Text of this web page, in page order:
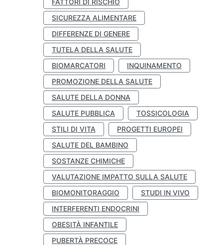
FATTORI DI RISCHIO
SICUREZZA ALIMENTARE
DIFFERENZE DI GENERE
TUTELA DELLA SALUTE
BIOMARCATORI
INQUINAMENTO
PROMOZIONE DELLA SALUTE
SALUTE DELLA DONNA
SALUTE PUBBLICA
TOSSICOLOGIA
STILI DI VITA
PROGETTI EUROPEI
SALUTE DEL BAMBINO
SOSTANZE CHIMICHE
VALUTAZIONE IMPATTO SULLA SALUTE
BIOMONITORAGGIO
STUDI IN VIVO
INTERFERENTI ENDOCRINI
OBESITÀ INFANTILE
PUBERTÀ PRECOCE